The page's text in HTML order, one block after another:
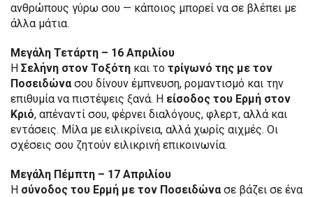
ανθρώπους γύρω σου — κάποιος μπορεί να σε βλέπει με
άλλα μάτια.
Μεγάλη Τετάρτη – 16 Απριλίου
Η Σελήνη στον Τοξότη και το τρίγωνό της με τον
Ποσειδώνασου δίνουν έμπνευση, ρομαντισμό και την
επιθυμία να πιστέψεις ξανά. Η είσοδος του Ερμή στον
Κριό, απέναντί σου, φέρνει διαλόγους, φλερτ, αλλά και
εντάσεις. Μίλα με ειλικρίνεια, αλλά χωρίς αιχμές. Οι
σχέσεις σου ζητούν ειλικρινή επικοινωνία.
Μεγάλη Πέμπτη – 17 Απριλίου
Η σύνοδος του Ερμή με τον Ποσειδώνασε βάζει σε ένα